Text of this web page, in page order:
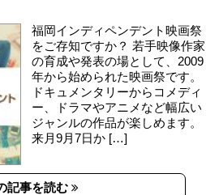
福岡インディペンデント映画祭
をご存知ですか？ 若手映像作家
の育成や発表の場として、2009
年から始められた映画祭です。
ドキュメンタリーからコメディ
ー、ドラマやアニメなど幅広い
ジャンルの作品が楽しめます。
来月9月7日か […]
記事を読む